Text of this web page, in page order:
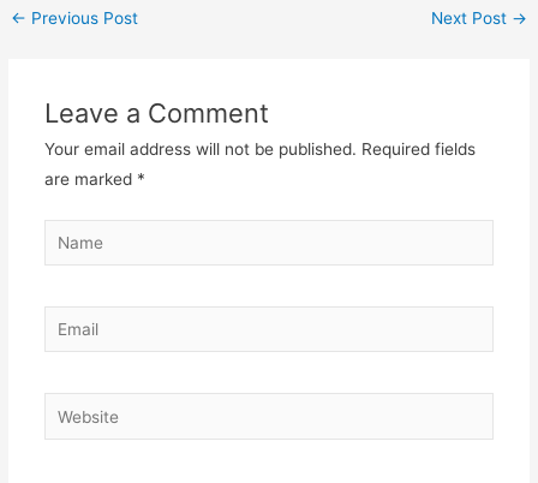
← Previous Post Next Post →
Leave a Comment
Your email address will not be published. Required fields
are marked *
Name
Email
Website